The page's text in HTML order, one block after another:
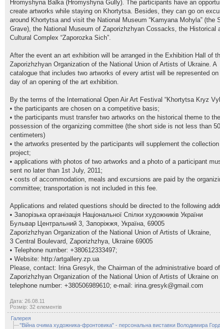
Hromyshyna Balka (Hromyshyna Gully). The participants have an
create artworks while staying on Khortytsa. Besides, they can go on
around Khortytsa and visit the National Museum “Kamyana Mohyla” (the
Grave), the National Museum of Zaporizhzhyan Cossacks, the Historical
Cultural Complex “Zaporozka Sich”.
After the event an art exhibition will be arranged in the Exhibition Hall of
Zaporizhzhyan Organization of the National Union of Artists of Ukraine. A
catalogue that includes two artworks of every artist will be represented on
day of an opening of the art exhibition.
By the terms of the International Open Air Art Festival “Khortytsa Kryz
• the participants are chosen on a competitive basis;
• the participants must transfer two artworks on the historical theme to the
possession of the organizing committee (the short side is not less than 50
centimeters)
• the artworks presented by the participants will supplement the
project;
• applications with photos of two artworks and a photo of a participant
sent no later than 1st July, 2011;
• costs of accommodation, meals and excursions are paid by the
committee; transportation is not included in this fee.
Applications and related questions should be directed to the following
• Запорізька організація Національної Спілки художників України
Бульвар Центральний 3, Запоріжжя, Україна, 69005
Zaporizhzhyan Organization of the National Union of Artists of Ukraine,
3 Central Boulevard, Zaporizhzhya, Ukraine 69005
• Telephone number: +380612333497;
• Website: http:/artgallery.zp.ua
Please, contact: Irina Gresyk, the Chairman of the administrative board
Zaporizhzhyan Organization of the National Union of Artists of Ukraine on
telephone number: +380506989610; e-mail: irina.gresyk@gmail.com
Дата: 26.08.11
Розмір: 32 елементів
Галерея
"Війна очима художника-фронтовика" - персональна виставки Володимира